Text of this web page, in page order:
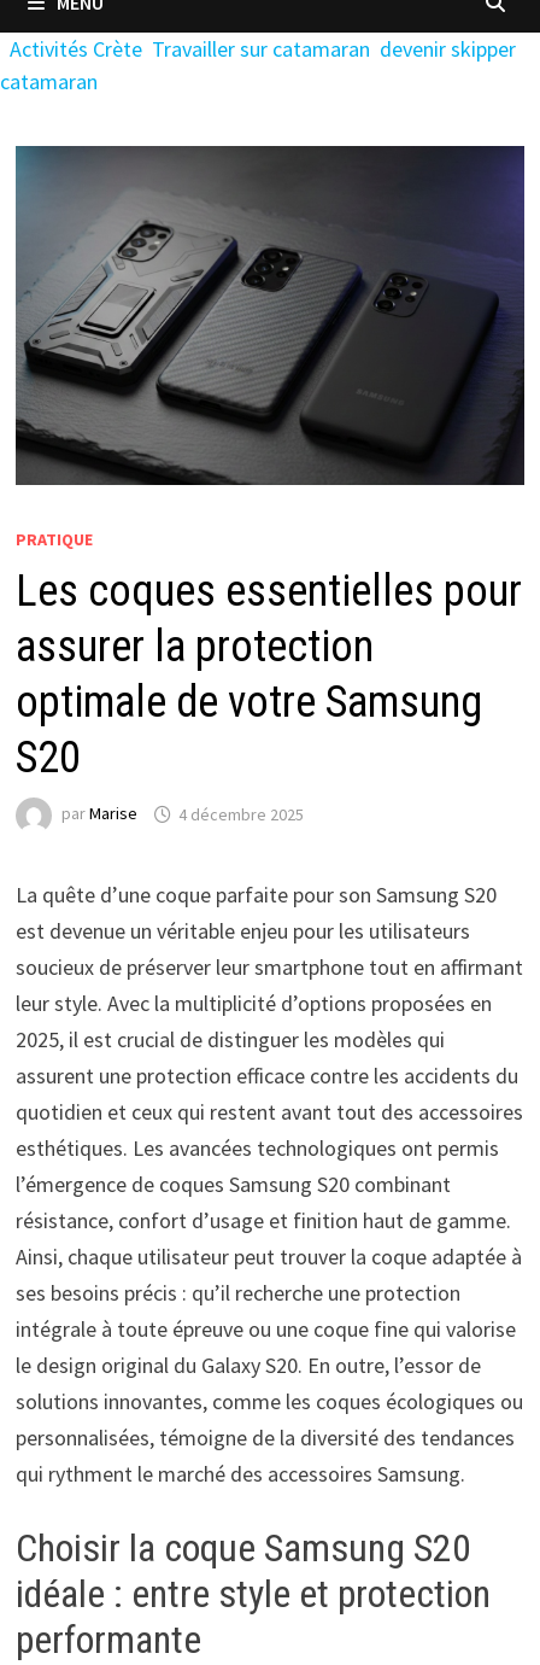
Activités Crète Travailler sur catamaran devenir skipper
catamaran
PRATIQUE
Les coques essentielles pour
assurer la protection
optimale de votre Samsung
S20
parMarise 4 décembre 2025
La quête d’une coque parfaite pour son Samsung S20
est devenue un véritable enjeu pour les utilisateurs
soucieux de préserver leur smartphone tout en affirmant
leur style. Avec la multiplicité d’options proposées en
2025, il est crucial de distinguer les modèles qui
assurent une protection efficace contre les accidents du
quotidien et ceux qui restent avant tout des accessoires
esthétiques. Les avancées technologiques ont permis
l’émergence de coques Samsung S20 combinant
résistance, confort d’usage et finition haut de gamme.
Ainsi, chaque utilisateur peut trouver la coque adaptée à
ses besoins précis : qu’il recherche une protection
intégrale à toute épreuve ou une coque fine qui valorise
le design original du Galaxy S20. En outre, l’essor de
solutions innovantes, comme les coques écologiques ou
personnalisées, témoigne de la diversité des tendances
qui rythment le marché des accessoires Samsung.
Choisir la coque Samsung S20
idéale : entre style et protection
performante